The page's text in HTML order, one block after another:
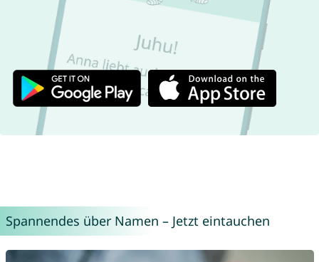
Spannendes über Namen – Jetzt eintauchen